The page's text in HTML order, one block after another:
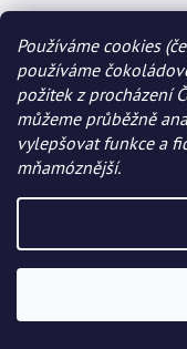
Používáme cookies
používáme
požitek z procházení
můžeme průběžně
vylepšovat funkce a
mňamóznější.